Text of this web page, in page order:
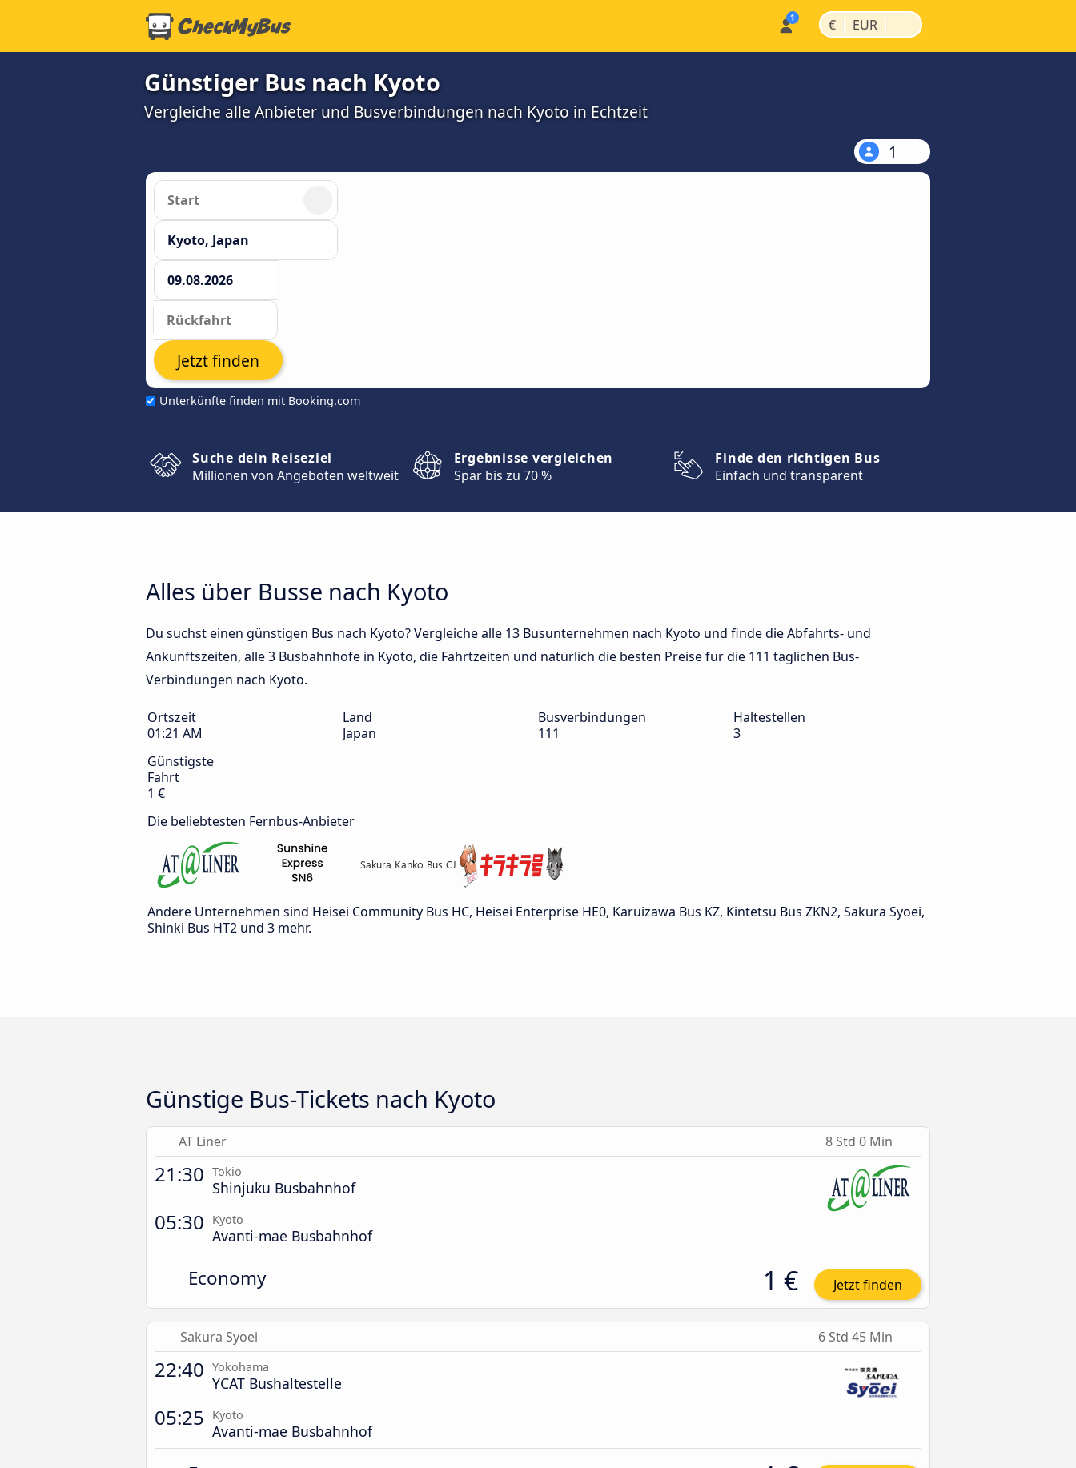
€ | EUR |
Günstiger Bus nach Kyoto
Vergleiche alle Anbieter und Busverbindungen nach Kyoto in Echtzeit
1
Unterkünfte finden mit Booking.com
Jetzt finden
Suche dein Reiseziel
Millionen von Angeboten weltweit
Ergebnisse vergleichen
Spar bis zu 70 %
Finde den richtigen Bus
Einfach und transparent
Alles über Busse nach Kyoto
Du suchst einen günstigen Bus nach Kyoto? Vergleiche alle 13 Busunternehmen nach Kyoto und finde die Abfahrts- und
Ankunftszeiten, alle 3 Busbahnhöfe in Kyoto, die Fahrtzeiten und natürlich die besten Preise für die 111 täglichen Bus-
Verbindungen nach Kyoto.
Ortszeit
01:21 AM
Land
Japan
Busverbindungen
111
Haltestellen
3
Günstigste
Fahrt
1 €
Die beliebtesten Fernbus-Anbieter
Andere Unternehmen sind Heisei Community Bus HC, Heisei Enterprise HE0, Karuizawa Bus KZ, Kintetsu Bus ZKN2, Sakura Syoei,
Shinki Bus HT2 und 3 mehr.
Günstige Bus-Tickets nach Kyoto
AT Liner 8 Std 0 Min
21:30 Tokio
Shinjuku Busbahnhof
05:30 Kyoto
Avanti-mae Busbahnhof
Economy 1 € Jetzt finden
Sakura Syoei 6 Std 45 Min
22:40 Yokohama
YCAT Bushaltestelle
05:25 Kyoto
Avanti-mae Busbahnhof